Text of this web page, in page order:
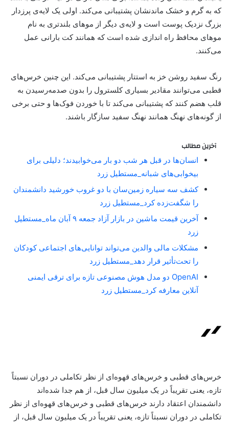
که به گرم و خشک ماندنشان پشتیبانی می‌کند. اولی یک لایه‌ی پرزدار
بزرگ نزدیک پوست است و لایه‌ی دیگر از موهای بلندتری به نام
موهای محافظ راه اندازی شده است که همانند کت بارانی عمل
می‌کنند.
رنگ سفید روشن خز به استتار پشتیبانی می‌کند. این چنین خرس‌های
قطبی می‌توانند مقادیر بسیاری کلسترول را بدون صدمه‌رسیدن به
قلب هضم کنند که پشتیبانی می‌کند تا با خوردن فوک‌ها و حتی برخی
از گونه‌های نهنگ همانند نهنگ سفید سازگار باشند.
آخرین مطالب
انسان‌ها در قبل هر شب دو بار می‌خوابیدند؛ دلیلی برای
بیخوابی‌های شبانه_مستطیل زرد
کشف سه سیاره زمین‌سان با دو غروب خورشید دانشمندان
را شگفت‌زده کرد_مستطیل زرد
آخرین قیمت ماشین در بازار آزاد جمعه ۹ آبان ماه_مستطیل
زرد
مشکلات مالی والدین می‌تواند توانایی‌های اجتماعی کودکان
را تحت‌تأثیر قرار دهد_مستطیل زرد
OpenAI دو مدل هوش مصنوعی تازه برای ترقی ایمنی
آنلاین معارفه کرد_مستطیل زرد
خرس‌های قطبی و خرس‌های قهوه‌ای از نظر تکاملی در دوران نسبتاً
تازه، یعنی تقریباً در یک میلیون سال قبل، از هم جدا شده‌اند
دانشمندان اعتقاد دارند خرس‌های قطبی و خرس‌های قهوه‌ای از نظر
تکاملی در دوران نسبتاً تازه، یعنی تقریباً در یک میلیون سال قبل، از